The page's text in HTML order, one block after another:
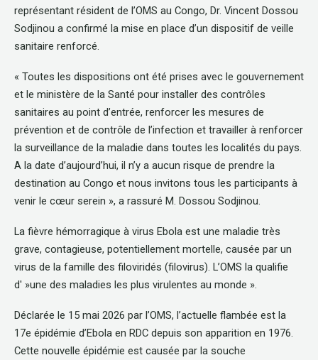
représentant résident de l’OMS au Congo, Dr. Vincent Dossou
Sodjinou a confirmé la mise en place d’un dispositif de veille
sanitaire renforcé.
« Toutes les dispositions ont été prises avec le gouvernement
et le ministère de la Santé pour installer des contrôles
sanitaires au point d’entrée, renforcer les mesures de
prévention et de contrôle de l’infection et travailler à renforcer
la surveillance de la maladie dans toutes les localités du pays.
A la date d’aujourd’hui, il n’y a aucun risque de prendre la
destination au Congo et nous invitons tous les participants à
venir le cœur serein », a rassuré M. Dossou Sodjinou.
La fièvre hémorragique à virus Ebola est une maladie très
grave, contagieuse, potentiellement mortelle, causée par un
virus de la famille des filoviridés (filovirus). L’OMS la qualifie
d' »une des maladies les plus virulentes au monde ».
Déclarée le 15 mai 2026 par l’OMS, l’actuelle flambée est la
17e épidémie d’Ebola en RDC depuis son apparition en 1976.
Cette nouvelle épidémie est causée par la souche